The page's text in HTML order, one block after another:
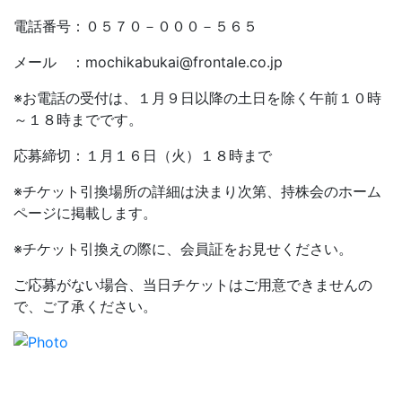
電話番号：０５７０－０００－５６５
メール ：mochikabukai@frontale.co.jp
※お電話の受付は、１月９日以降の土日を除く午前１０時
～１８時までです。
応募締切：１月１６日（火）１８時まで
※チケット引換場所の詳細は決まり次第、持株会のホーム
ページに掲載します。
※チケット引換えの際に、会員証をお見せください。
ご応募がない場合、当日チケットはご用意できませんの
で、ご了承ください。